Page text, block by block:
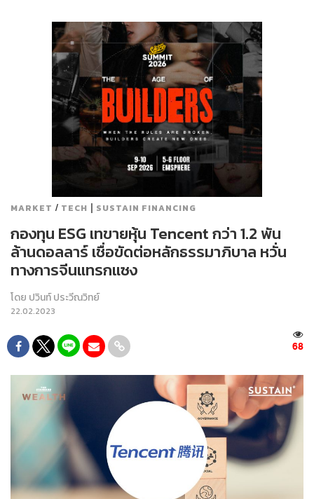
MARKET / TECH | SUSTAIN FINANCING
กองทุน ESG เทขายหุ้น Tencent กว่า 1.2 พัน
ล้านดอลลาร์ เชื่อขัดต่อหลักธรรมาภิบาล หวั่น
ทางการจีนแทรกแซง
โดย ปวินท์ ประวีณวิทย์
22.02.2023
68